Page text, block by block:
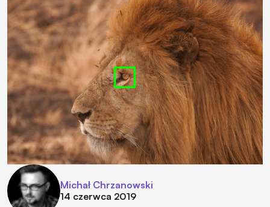
Michał Chrzanowski
14 czerwca 2019